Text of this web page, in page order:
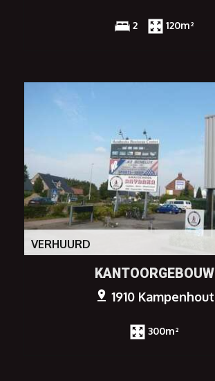
2 120m²
VERHUURD
KANTOORGEBOUW
1910 Kampenhout
300m²